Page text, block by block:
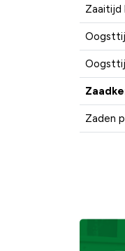
Zaden